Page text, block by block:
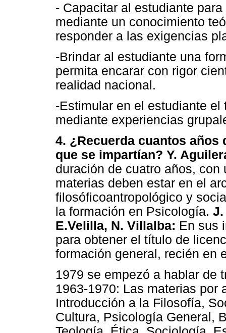
- Capacitar al estudiante
mediante un conocimiento
responder a las exigencias
-Brindar al estudiante una
permita encarar con rigor
realidad nacional.
-Estimular en el estudiante
mediante experiencias
4. ¿Recuerda cuantos años
que se impartían? Y.
duración de cuatro años,
materias deben estar en el
filosóficoantropológico y
la formación en Psicología. J.
E.Velilla, N. Villalba: En sus
para obtener el título de
formación general, recién en
1979 se empezó a hablar de
1963-1970: Las materias por
Introducción a la Filosofía,
Cultura, Psicología General,